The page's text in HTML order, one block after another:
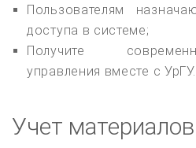
Пользователям
доступа в системе;
Получите
управления вместе с УрГУ.
Учет